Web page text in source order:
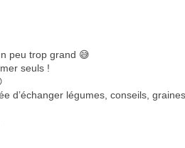
peu trop grand 😅
seuls !
d’échanger légumes, conseils,